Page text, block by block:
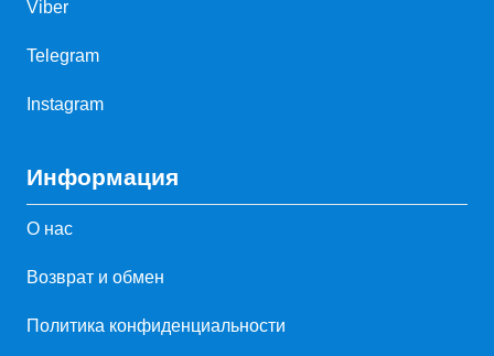
Viber
Telegram
Instagram
Информация
О нас
Возврат и обмен
Политика конфиденциальности